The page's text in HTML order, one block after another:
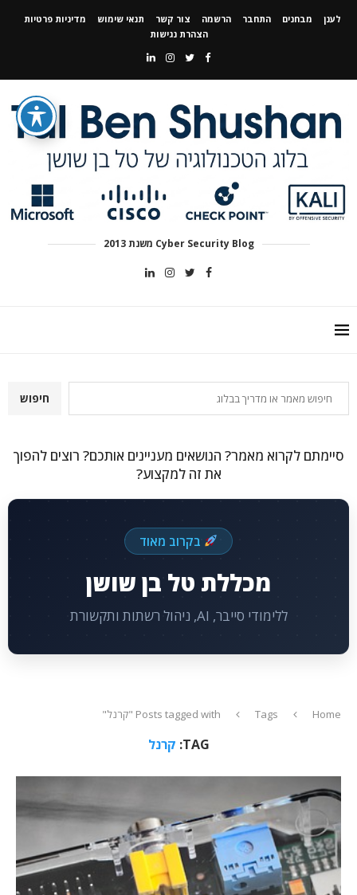
לענן מבחנים התחבר הרשמה צור קשר תנאי שימוש
מדיניות פרטיות
הצהרת נגישות
Cyber Security Blog משנת 2013
חיפוש
סיימתם לקרוא מאמר? הנושאים מעניינים אותכם? רוצים להפוך
את זה למקצוע?
בקרוב מאוד
מכללת טל בן שושן
ללימודי סייבר, AI, ניהול רשתות ותקשורת
Home
Tags Posts tagged with "קרנל"
TAG: קרנל